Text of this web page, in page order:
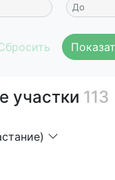
участки 113